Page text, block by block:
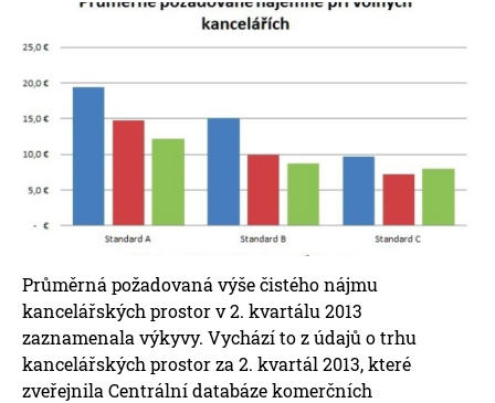
Průměrná požadovaná výše čistého nájmu
kancelářských prostor v 2. kvartálu 2013
zaznamenala výkyvy. Vychází to z údajů o trhu
kancelářských prostor za 2. kvartál 2013, které
zveřejnila Centrální databáze komerčních